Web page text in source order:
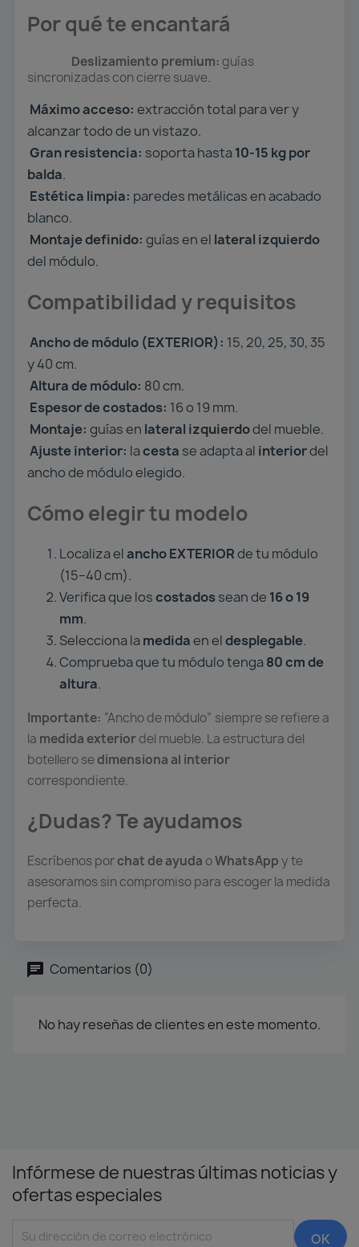
Por qué te encantará
Deslizamiento premium: guías
sincronizadas con cierre suave.
Máximo acceso: extracción total para ver y
alcanzar todo de un vistazo.
Gran resistencia: soporta hasta10-15 kg por
balda.
Estética limpia: paredes metálicas en acabado
blanco.
Montaje definido: guías en el lateral izquierdo
del módulo.
Compatibilidad y requisitos
Ancho de módulo (EXTERIOR): 15, 20, 25, 30, 35
y 40 cm.
Altura de módulo: 80 cm.
Espesor de costados: 16 o 19 mm.
Montaje: guías en lateral izquierdodel mueble.
Ajuste interior: lacesta se adapta al interiordel
ancho de módulo elegido.
Cómo elegir tu modelo
Localiza elancho EXTERIORde tu módulo
(15–40 cm).
Verifica que loscostadossean de 16 o 19
mm.
Selecciona lamedidaen eldesplegable.
Comprueba que tu módulo tenga80 cm de
altura.
Importante: “Ancho de módulo” siempre se refiere a
la medida exteriordel mueble. La estructura del
botellero sedimensiona al interior
correspondiente.
¿Dudas? Te ayudamos
Escríbenos porchat de ayuda oWhatsAppy te
asesoramos sin compromiso para escoger la medida
perfecta.
Comentarios (0)
No hay reseñas de clientes en este momento.
Infórmese de nuestras últimas noticias y
ofertas especiales